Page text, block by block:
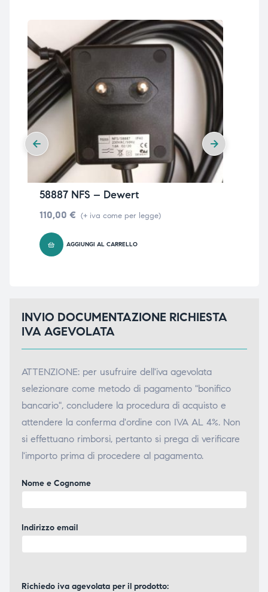
58887 NFS – Dewert
110,00 € (+ iva come per legge)
AGGIUNGI AL CARRELLO
INVIO DOCUMENTAZIONE RICHIESTA
IVA AGEVOLATA
ATTENZIONE: per usufruire dell'iva agevolata
selezionare come metodo di pagamento "bonifico
bancario", concludere la procedura di acquisto e
attendere la conferma d'ordine con IVA AL 4%. Non
si effettuano rimborsi, pertanto si prega di verificare
l'importo prima di procedere al pagamento.
Nome e Cognome
Indirizzo email
Richiedo iva agevolata per il prodotto: